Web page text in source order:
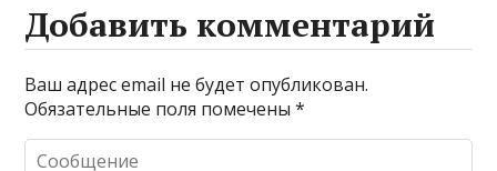
Добавить комментарий
Ваш адрес email не будет опубликован.
Обязательные поля помечены*